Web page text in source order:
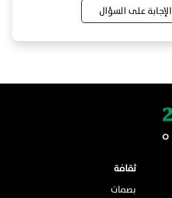
الإجابة على السؤال
ثقافة
بصمات